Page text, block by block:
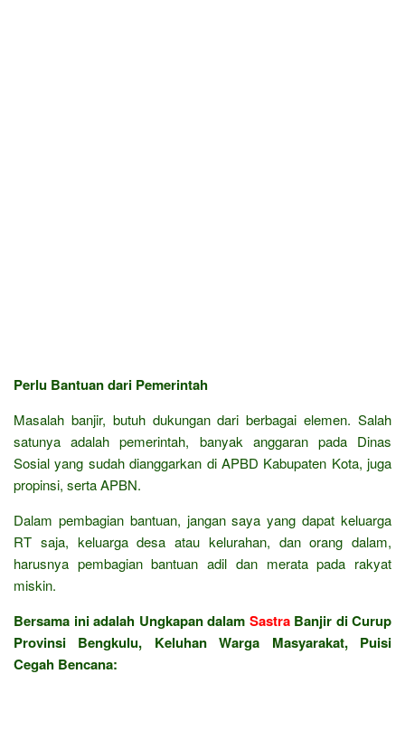
Perlu Bantuan dari Pemerintah
Masalah banjir, butuh dukungan dari berbagai elemen. Salah
satunya adalah pemerintah, banyak anggaran pada Dinas
Sosial yang sudah dianggarkan di APBD Kabupaten Kota, juga
propinsi, serta APBN.
Dalam pembagian bantuan, jangan saya yang dapat keluarga
RT saja, keluarga desa atau kelurahan, dan orang dalam,
harusnya pembagian bantuan adil dan merata pada rakyat
miskin.
Bersama ini adalah Ungkapan dalam SastraBanjir di Curup
Provinsi Bengkulu, Keluhan Warga Masyarakat, Puisi
Cegah Bencana: